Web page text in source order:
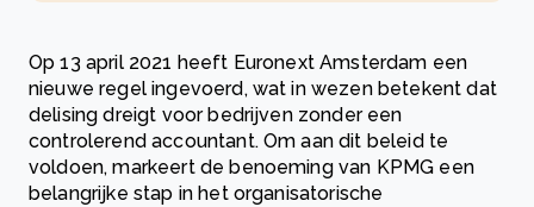
Op 13 april 2021 heeft Euronext Amsterdam een
nieuwe regel ingevoerd, wat in wezen betekent dat
delising dreigt voor bedrijven zonder een
controlerend accountant. Om aan dit beleid te
voldoen, markeert de benoeming van KPMG een
belangrijke stap in het organisatorische